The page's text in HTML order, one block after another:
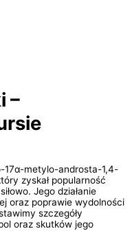
–
17α-metylo-androsta-1,4-
zyskał popularność
Jego działanie
oraz poprawie wydolności
szczegóły
oraz skutków jego